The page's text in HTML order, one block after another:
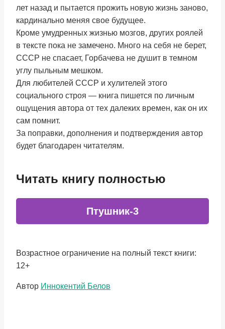
лет назад и пытается прожить новую жизнь заново,
кардинально меняя свое будущее.
Кроме умудренных жизнью мозгов, других роялей
в тексте пока не замечено. Много на себя не берет,
СССР не спасает, Горбачева не душит в темном
углу пыльным мешком.
Для любителей СССР и хулителей этого
социального строя — книга пишется по личным
ощущения автора от тех далеких времен, как он их
сам помнит.
За поправки, дополнения и подтверждения автор
будет благодарен читателям.
Читать книгу полностью
Птушник-3
Возрастное ограничение на полный текст книги:
12+
Метки
Автор Иннокентий Белов